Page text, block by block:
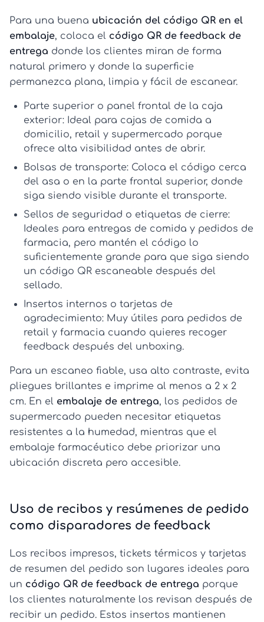
Para una buena ubicación del código QR en el
embalaje, coloca el código QR de feedback de
entrega donde los clientes miran de forma
natural primero y donde la superficie
permanezca plana, limpia y fácil de escanear.
Parte superior o panel frontal de la caja
exterior: Ideal para cajas de comida a
domicilio, retail y supermercado porque
ofrece alta visibilidad antes de abrir.
Bolsas de transporte: Coloca el código cerca
del asa o en la parte frontal superior, donde
siga siendo visible durante el transporte.
Sellos de seguridad o etiquetas de cierre:
Ideales para entregas de comida y pedidos de
farmacia, pero mantén el código lo
suficientemente grande para que siga siendo
un código QR escaneable después del
sellado.
Insertos internos o tarjetas de
agradecimiento: Muy útiles para pedidos de
retail y farmacia cuando quieres recoger
feedback después del unboxing.
Para un escaneo fiable, usa alto contraste, evita
pliegues brillantes e imprime al menos a 2 x 2
cm. En el embalaje de entrega, los pedidos de
supermercado pueden necesitar etiquetas
resistentes a la humedad, mientras que el
embalaje farmacéutico debe priorizar una
ubicación discreta pero accesible.
Uso de recibos y resúmenes de pedido
como disparadores de feedback
Los recibos impresos, tickets térmicos y tarjetas
de resumen del pedido son lugares ideales para
un código QR de feedback de entrega porque
los clientes naturalmente los revisan después de
recibir un pedido. Estos insertos mantienen